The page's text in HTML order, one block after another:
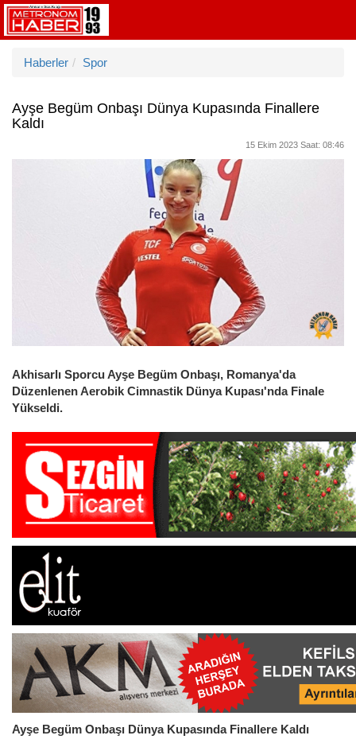
Haberler Spor
Ayşe Begüm Onbaşı Dünya Kupasında Finallere
Kaldı
15 Ekim 2023 Saat: 08:46
Akhisarlı Sporcu Ayşe Begüm Onbaşı, Romanya'da
Düzenlenen Aerobik Cimnastik Dünya Kupası'nda Finale
Yükseldi.
Ayşe Begüm Onbaşı Dünya Kupasında Finallere Kaldı